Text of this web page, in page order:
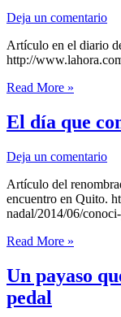
Deja un comentario
Artículo en el diario
http://
Pedalea
el
mundo
años
Read More »
El día que
Deja un comentario
Artículo del
encuentro en Quito.
nadal/2014/06/
El
que
conocí
a
Read More »
Un payaso
pedal